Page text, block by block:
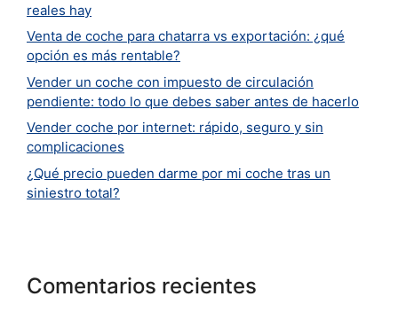
reales hay
Venta de coche para chatarra vs exportación: ¿qué
opción es más rentable?
Vender un coche con impuesto de circulación
pendiente: todo lo que debes saber antes de hacerlo
Vender coche por internet: rápido, seguro y sin
complicaciones
¿Qué precio pueden darme por mi coche tras un
siniestro total?
Comentarios recientes